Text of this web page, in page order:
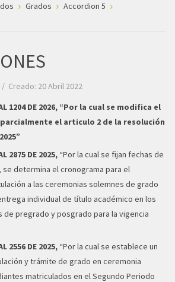
Grados
Accordion 5
Creado: 20 Abril 2022
1204 DE 2026, “Por la cual se modifica el
el articulo 2 de la resolución
2875 DE 2025, “Por la cual se fijan fechas de
determina el cronograma para el
a las ceremonias solemnes de grado
individual de título académico en los
de pregrado y posgrado para la vigencia
2556 DE 2025, “Por la cual se establece un
y trámite de grado en ceremonia
matriculados en el Segundo Periodo